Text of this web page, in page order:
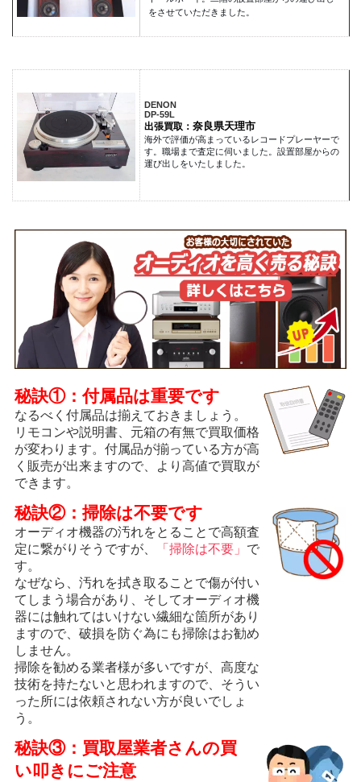
をさせていただきました。
DENON
DP-59L
出張買取： 奈良県天理市
海外で評価が高まっているレコードプレーヤーで
す。職場まで査定に伺いました。設置部屋からの
運び出しをいたしました。
秘訣①：付属品は重要です
なるべく付属品は揃えておきましょう。
リモコンや説明書、元箱の有無で買取価格
が変わります。付属品が揃っている方が高
く販売が出来ますので、より高値で買取が
できます。
秘訣②：掃除は不要です
オーディオ機器の汚れをとることで高額査
定に繋がりそうですが、
「掃除は不要」 で
す。
なぜなら、汚れを拭き取ることで傷が付い
てしまう場合があり、そしてオーディオ機
器には触れてはいけない繊細な箇所があり
ますので、破損を防ぐ為にも掃除はお勧め
しません。
掃除を勧める業者様が多いですが、高度な
技術を持たないと思われますので、そうい
った所には依頼されない方が良いでしょ
う。
秘訣③：買取屋業者さんの買
い叩きにご注意